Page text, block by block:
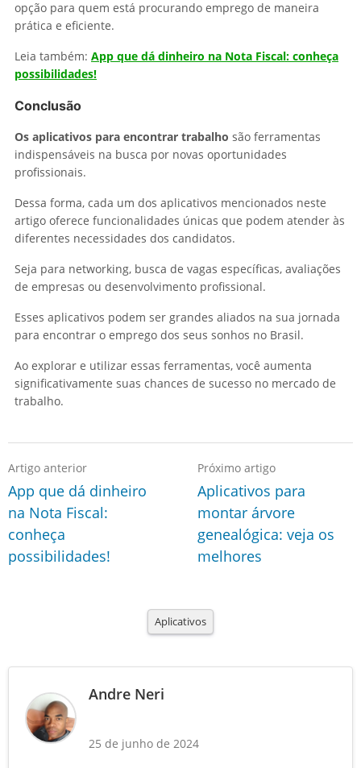
opção para quem está procurando emprego de maneira
prática e eficiente.
Leia também: App que dá dinheiro na Nota Fiscal: conheça
possibilidades!
Conclusão
Os aplicativos para encontrar trabalho são ferramentas
indispensáveis na busca por novas oportunidades
profissionais.
Dessa forma, cada um dos aplicativos mencionados neste
artigo oferece funcionalidades únicas que podem atender às
diferentes necessidades dos candidatos.
Seja para networking, busca de vagas específicas, avaliações
de empresas ou desenvolvimento profissional.
Esses aplicativos podem ser grandes aliados na sua jornada
para encontrar o emprego dos seus sonhos no Brasil.
Ao explorar e utilizar essas ferramentas, você aumenta
significativamente suas chances de sucesso no mercado de
trabalho.
Artigo anterior
App que dá dinheiro
na Nota Fiscal:
conheça
possibilidades!
Próximo artigo
Aplicativos para
montar árvore
genealógica: veja os
melhores
Aplicativos
Andre Neri
25 de junho de 2024